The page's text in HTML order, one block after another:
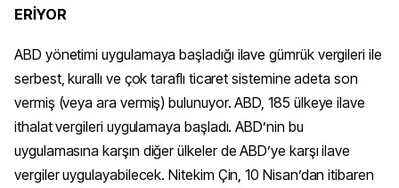
ERİYOR
ABD yönetimi uygulamaya başladığı ilave gümrük vergileri ile
serbest, kurallı ve çok taraflı ticaret sistemine adeta son
vermiş (veya ara vermiş) bulunuyor. ABD, 185 ülkeye ilave
ithalat vergileri uygulamaya başladı. ABD’nin bu
uygulamasına karşın diğer ülkeler de ABD’ye karşı ilave
vergiler uygulayabilecek. Nitekim Çin, 10 Nisan’dan itibaren